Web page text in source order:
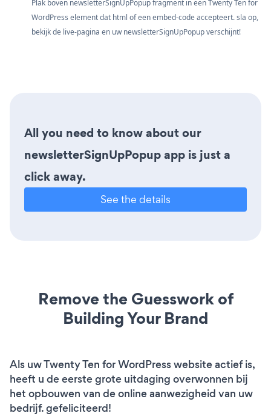
Plak boven newsletterSignUpPopup fragment in een Twenty Ten for
WordPress element dat html of een embed-code accepteert. sla op,
bekijk de live-pagina en uw newsletterSignUpPopup verschijnt!
All you need to know about our
newsletterSignUpPopup app is just a
click away.
See the details
Remove the Guesswork of
Building Your Brand
Als uw Twenty Ten for WordPress website actief is,
heeft u de eerste grote uitdaging overwonnen bij
het opbouwen van de online aanwezigheid van uw
bedrijf. gefeliciteerd!